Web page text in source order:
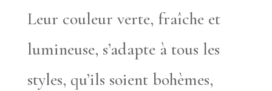
Leur couleur verte, fraîche et
lumineuse, s’adapte à tous les
styles, qu’ils soient bohèmes,